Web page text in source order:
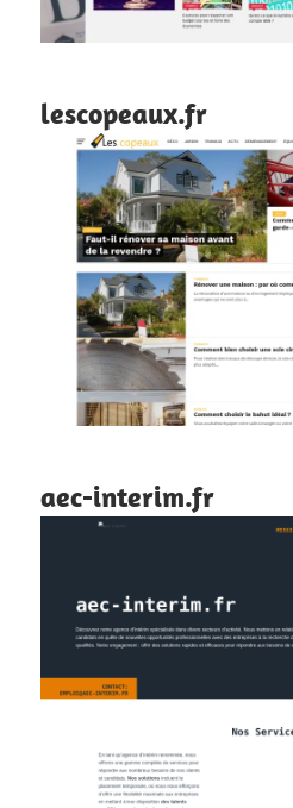
lescopeaux.fr
aec-interim.fr